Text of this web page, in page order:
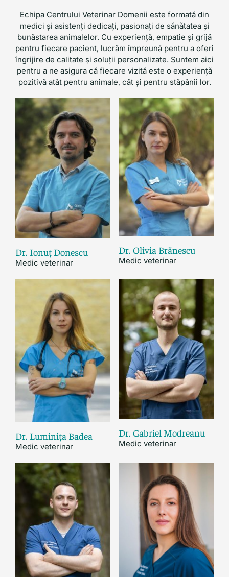
Echipa Centrului Veterinar Domenii este formată din
medici și asistenți dedicați, pasionați de sănătatea și
bunăstarea animalelor. Cu experiență, empatie și grijă
pentru fiecare pacient, lucrăm împreună pentru a oferi
îngrijire de calitate și soluții personalizate. Suntem aici
pentru a ne asigura că fiecare vizită este o experiență
pozitivă atât pentru animale, cât și pentru stăpânii lor.
Dr. Ionuț Donescu
Medic veterinar
Dr. Olivia Brǎnescu
Medic veterinar
Dr. Luminița Badea
Medic veterinar
Dr. Gabriel Modreanu
Medic veterinar